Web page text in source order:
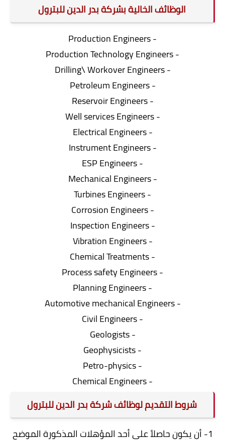
الوظائف الخالية بشركة بدر الدين للبترول
- Production Engineers
- Production Technology Engineers
- Drilling\ Workover Engineers
- Petroleum Engineers
- Reservoir Engineers
- Well services Engineers
- Electrical Engineers
- Instrument Engineers
- ESP Engineers
- Mechanical Engineers
- Turbines Engineers
- Corrosion Engineers
- Inspection Engineers
- Vibration Engineers
- Chemical Treatments
- Process safety Engineers
- Planning Engineers
- Automotive mechanical Engineers
- Civil Engineers
- Geologists
- Geophysicists
- Petro-physics
- Chemical Engineers
شروط التقديم لوظائف شركة بدر الدين للبترول
1- أن يكون حاصلاً على أحد المؤهلات المذكورة الموضح